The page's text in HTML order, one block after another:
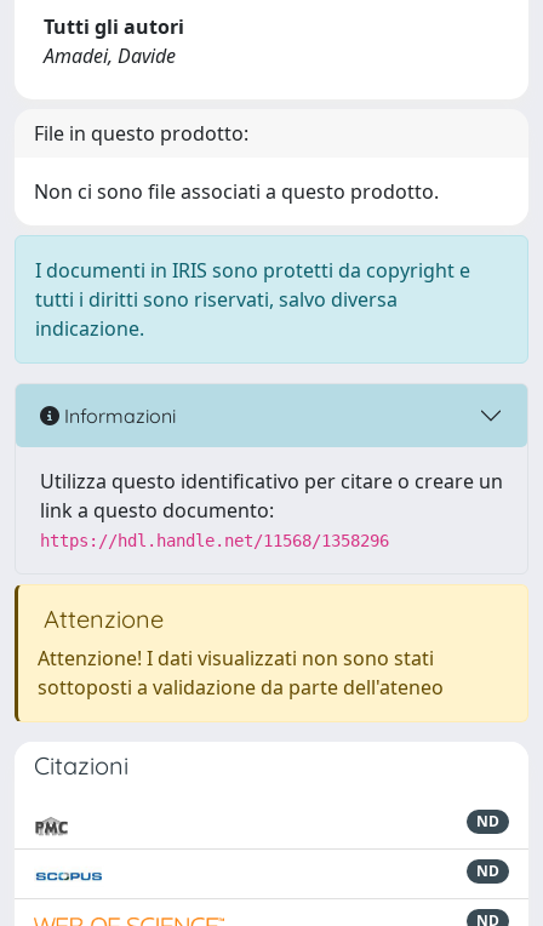
Tutti gli autori
Amadei, Davide
File in questo prodotto:
Non ci sono file associati a questo prodotto.
I documenti in IRIS sono protetti da copyright e
tutti i diritti sono riservati, salvo diversa
indicazione.
Informazioni
Utilizza questo identificativo per citare o creare un
link a questo documento:
https://hdl.handle.net/11568/1358296
Attenzione
Attenzione! I dati visualizzati non sono stati
sottoposti a validazione da parte dell'ateneo
Citazioni
ND
ND
ND